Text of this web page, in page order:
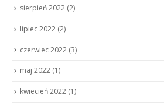
sierpień 2022 (2)
lipiec 2022 (2)
czerwiec 2022 (3)
maj 2022 (1)
kwiecień 2022 (1)